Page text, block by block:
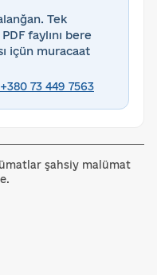
Tek
faylını bere
içün muracaat
+380 73 449 7563
şahsiy malümat